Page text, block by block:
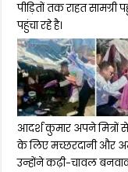
पीड़ितों तक राहत
पहुंचा रहे है।
आदर्श कुमार अपने
के लिए मच्छरदानी और
उन्होंने कढ़ी-चावल